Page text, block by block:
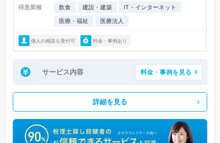
得意業種 飲食 建設・建築
IT・インターネット
医療・福祉
医療法人
個人の相談も受付可 料金・事例あり
サービス内容 料金・事例を見る
詳細を見る